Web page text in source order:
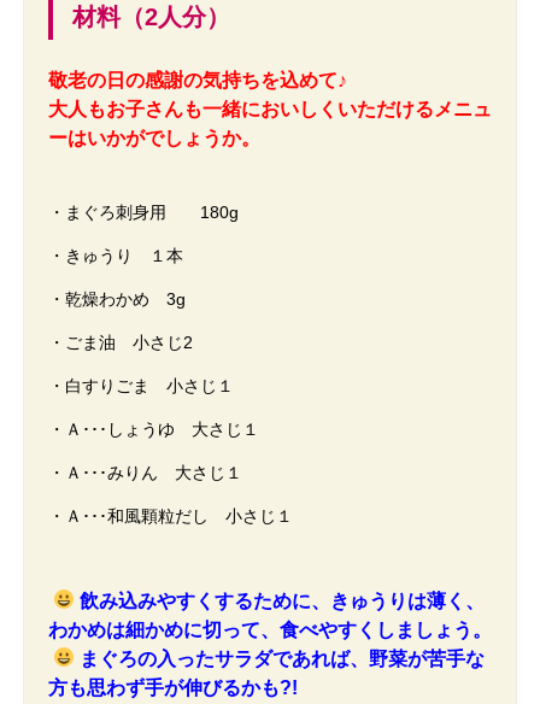
材料（2人分）
敬老の日の感謝の気持ちを込めて♪
大人もお子さんも一緒においしくいただけるメニュ
ーはいかがでしょうか。
・まぐろ刺身用 180g
・きゅうり １本
・乾燥わかめ 3g
・ごま油 小さじ2
・白すりごま 小さじ１
・Ａ･･･しょうゆ 大さじ１
・Ａ･･･みりん 大さじ１
・Ａ･･･和風顆粒だし 小さじ１
飲み込みやすくするために、きゅうりは薄く、
わかめは細かめに切って、食べやすくしましょう。
まぐろの入ったサラダであれば、野菜が苦手な
方も思わず手が伸びるかも?!